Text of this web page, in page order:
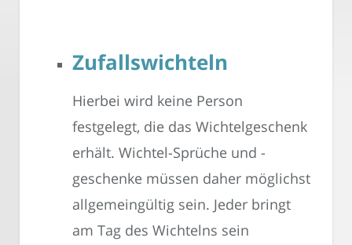
Zufallswichteln
Hierbei wird keine Person
festgelegt, die das Wichtelgeschenk
erhält. Wichtel-Sprüche und -
geschenke müssen daher möglichst
allgemeingültig sein. Jeder bringt
am Tag des Wichtelns sein